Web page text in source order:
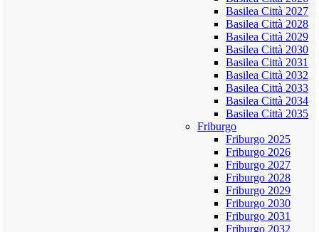
Basilea Città 2027
Basilea Città 2028
Basilea Città 2029
Basilea Città 2030
Basilea Città 2031
Basilea Città 2032
Basilea Città 2033
Basilea Città 2034
Basilea Città 2035
Friburgo
Friburgo 2025
Friburgo 2026
Friburgo 2027
Friburgo 2028
Friburgo 2029
Friburgo 2030
Friburgo 2031
Friburgo 2032